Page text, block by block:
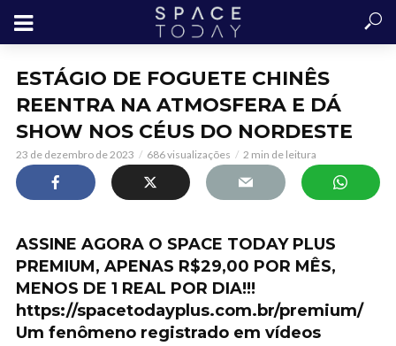
ESTÁGIO DE FOGUETE CHINÊS
REENTRA NA ATMOSFERA E DÁ
SHOW NOS CÉUS DO NORDESTE
23 de dezembro de 2023 686 visualizações 2 min de leitura
ASSINE AGORA O SPACE TODAY PLUS
PREMIUM, APENAS R$29,00 POR MÊS,
MENOS DE 1 REAL POR DIA!!!
https://spacetodayplus.com.br/premium/
Um fenômeno registrado em vídeos